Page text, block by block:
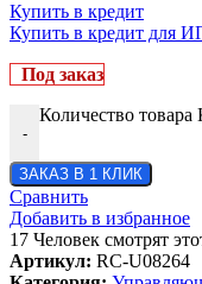
Купить в кредит
Купить в кредит для
Под заказ
-
Количество
ЗАКАЗ В 1 КЛИК
Сравнить
Добавить в избранное
17 Человек смотрят
Артикул: RC-U08264